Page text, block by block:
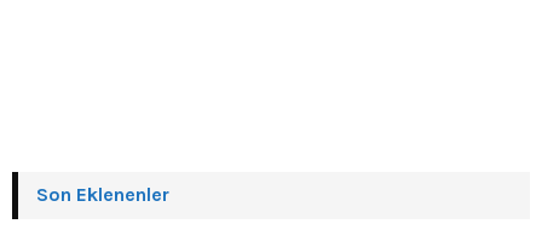
Son Eklenenler